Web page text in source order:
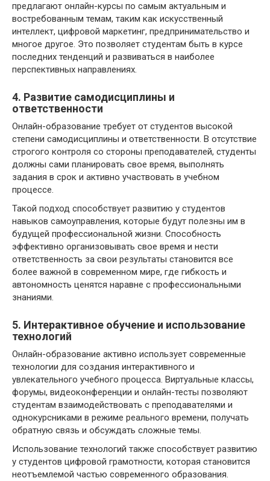
предлагают онлайн-курсы по самым актуальным и
востребованным темам, таким как искусственный
интеллект, цифровой маркетинг, предпринимательство и
многое другое. Это позволяет студентам быть в курсе
последних тенденций и развиваться в наиболее
перспективных направлениях.
4. Развитие самодисциплины и
ответственности
Онлайн-образование требует от студентов высокой
степени самодисциплины и ответственности. В отсутствие
строгого контроля со стороны преподавателей, студенты
должны сами планировать свое время, выполнять
задания в срок и активно участвовать в учебном
процессе.
Такой подход способствует развитию у студентов
навыков самоуправления, которые будут полезны им в
будущей профессиональной жизни. Способность
эффективно организовывать свое время и нести
ответственность за свои результаты становится все
более важной в современном мире, где гибкость и
автономность ценятся наравне с профессиональными
знаниями.
5. Интерактивное обучение и использование
технологий
Онлайн-образование активно использует современные
технологии для создания интерактивного и
увлекательного учебного процесса. Виртуальные классы,
форумы, видеоконференции и онлайн-тесты позволяют
студентам взаимодействовать с преподавателями и
однокурсниками в режиме реального времени, получать
обратную связь и обсуждать сложные темы.
Использование технологий также способствует развитию
у студентов цифровой грамотности, которая становится
неотъемлемой частью современного образования.